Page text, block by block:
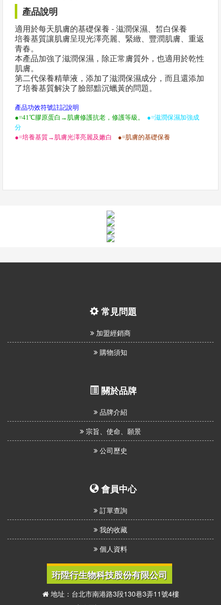
產品說明
適用於每天肌膚的基礎保養 - 滋潤保濕、皙白保養
培養基質讓肌膚呈現光澤亮麗、緊緻、豐潤肌膚、重返
青春。
本產品加強了滋潤保濕，除正常膚質外，也適用於乾性
肌膚。
第二代保養精華液，添加了滋潤保濕成分，而且還添加
了培養基質解決了臉部黯沉蠟黃的問題。
產品功效符號註記說明
●=41℃膠原蛋白→肌膚修護抗老，修護等級。 ●=滋潤保濕加強成
分
●=培養基質→肌膚光澤亮麗及嫩白 ●=肌膚的基礎保養
常見問題
加盟經銷商
購物須知
關於品牌
品牌介紹
宗旨、使命、願景
公司歷史
會員中心
訂單查詢
我的收藏
個人資料
珩陞行生物科技股份有限公司
地址：台北市南港路3段130巷3弄11號4樓